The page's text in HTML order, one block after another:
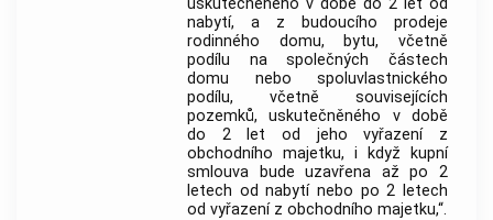
nabytí, a z budoucího prodeje
rodinného domu, bytu, včetně
podílu na společných částech
domu nebo spoluvlastnického
podílu, včetně souvisejících
pozemků, uskutečněného v době
do 2 let od jeho vyřazení z
obchodního majetku, i když kupní
smlouva bude uzavřena až po 2
letech od nabytí nebo po 2 letech
od vyřazení z obchodního majetku,“.